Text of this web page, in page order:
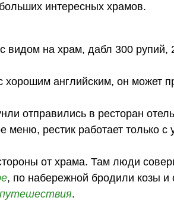
интересных храмов.
видом на храм, дабл 300 рупий,
хорошим английским, он может
отправились в ресторан
рестик работает только с
от храма. Там люди
, по набережной бродили козы и
путешествия.